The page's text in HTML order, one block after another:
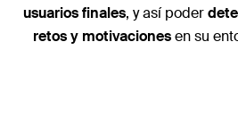
usuarios finales, y así poder
retos y motivacionesen su